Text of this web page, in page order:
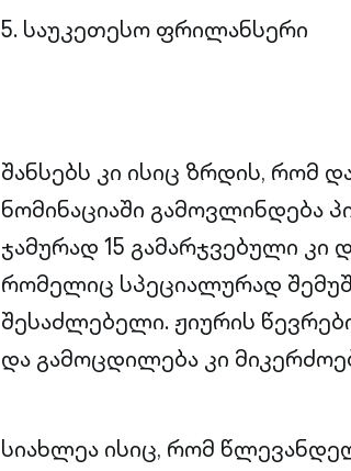
5. საუკეთესო ფრილანსერი
შანსებს კი ისიც ზრდის, რომ
ნომინაციაში გამოვლინდება
ჯამურად 15 გამარჯვებული
რომელიც სპეციალურად
შესაძლებელი. ჟიურის
და გამოცდილება კი
სიახლეა ისიც, რომ